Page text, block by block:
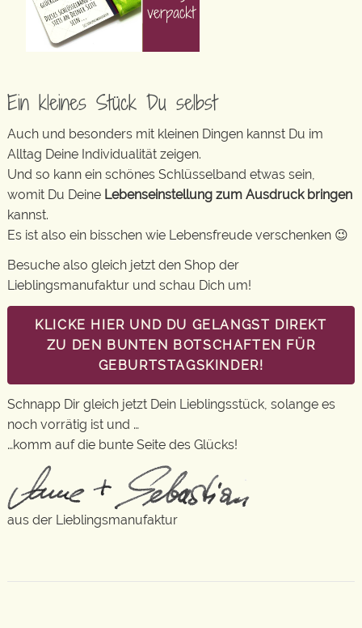
Ein kleines Stück Du selbst
Auch und besonders mit kleinen Dingen kannst Du im
Alltag Deine Individualität zeigen.
Und so kann ein schönes Schlüsselband etwas sein,
womit Du Deine Lebenseinstellung zum Ausdruck bringen
kannst.
Es ist also ein bisschen wie Lebensfreude verschenken 😉
Besuche also gleich jetzt den Shop der
Lieblingsmanufaktur und schau Dich um!
KLICKE HIER UND DU GELANGST DIREKT
ZU DEN BUNTEN BOTSCHAFTEN FÜR
GEBURTSTAGSKINDER!
Schnapp Dir gleich jetzt Dein Lieblingsstück, solange es
noch vorrätig ist und …
…komm auf die bunte Seite des Glücks!
aus der Lieblingsmanufaktur